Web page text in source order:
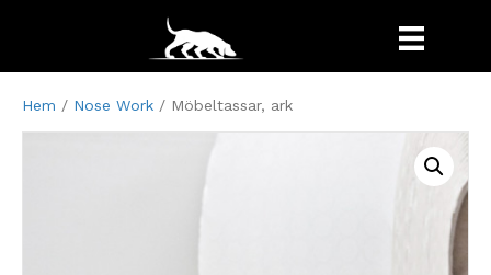
Hem / Nose Work / Möbeltassar, ark